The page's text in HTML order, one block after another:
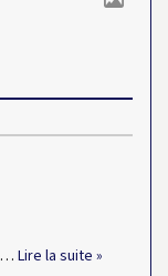
… Lire la suite »